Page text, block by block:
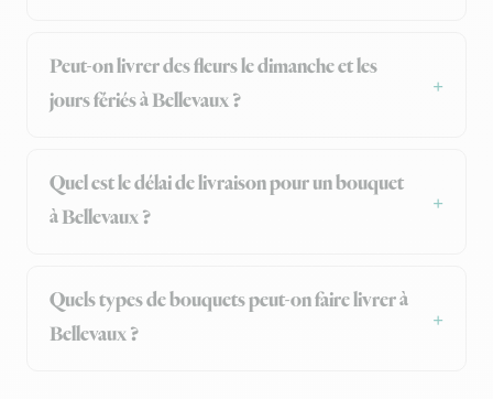
Peut-on livrer des fleurs le dimanche et les
jours fériés à Bellevaux ?
Quel est le délai de livraison pour un bouquet
à Bellevaux ?
Quels types de bouquets peut-on faire livrer à
Bellevaux ?